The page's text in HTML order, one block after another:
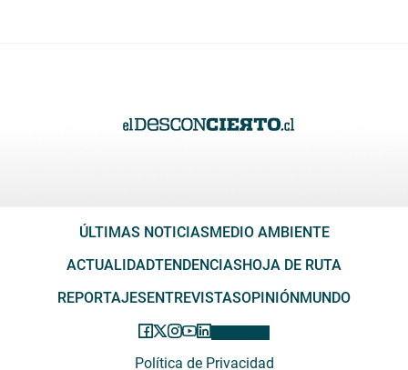
ÚLTIMAS NOTICIASMEDIO AMBIENTE
ACTUALIDADTENDENCIASHOJA DE RUTA
REPORTAJESENTREVISTASOPINIÓNMUNDO
Política de Privacidad